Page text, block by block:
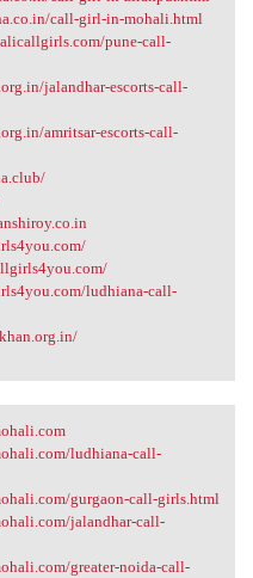
call-girl-in-mohali.html
pune-call-
jalandhar-escorts-call-
amritsar-escorts-call-
ludhiana-call-
ludhiana-call-
gurgaon-call-girls.html
jalandhar-call-
greater-noida-call-